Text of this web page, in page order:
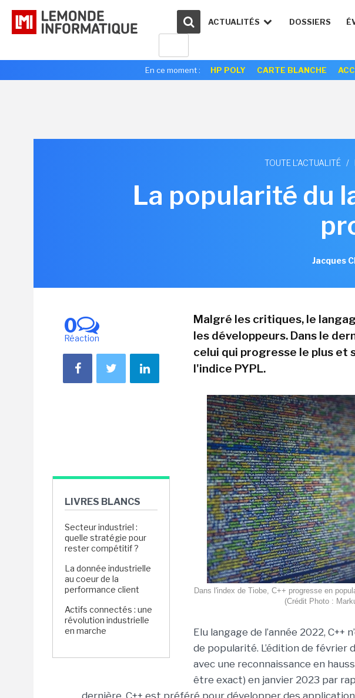
ACTUALITÉS DOSSIERS
En ce moment : HP POLY CARTE BLANCHE
TOUTE L'ACTUALITÉ /
La popularité du
Jacques
0
Réaction
LIVRES BLANCS
Secteur industriel :
quelle stratégie pour
rester compétitif ?
La donnée industrielle
au coeur de la
performance client
Actifs connectés : une
révolution industrielle
en marche
Malgré les critiques, le
les développeurs. Dans le
celui qui progresse le plus et
l'indice PYPL.
Dans l'index de Tiobe, C++ progresse en
(Crédit Photo :
Elu langage de l’année 2022,
de popularité. L’édition de février
avec une reconnaissance en
être exact) en janvier 2023 par
dernière. C++ est préféré pour développer des